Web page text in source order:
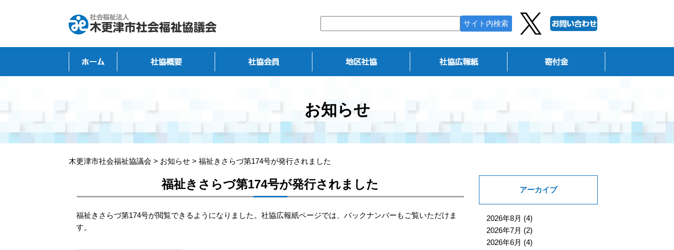
お知らせ
木更津市社会福祉協議会 > お知らせ > 福祉きさらづ第174号が発行されました
福祉きさらづ第174号が発行されました
福祉きさらづ第174号が閲覧できるようになりました。 社協広報紙ページでは、バックナンバーもご覧いただけま
す。
アーカイブ
2026年8月 (4)
2026年7月 (2)
2026年6月 (4)